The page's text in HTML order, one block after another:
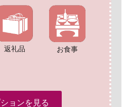
返礼品 お食事
ョンを見る